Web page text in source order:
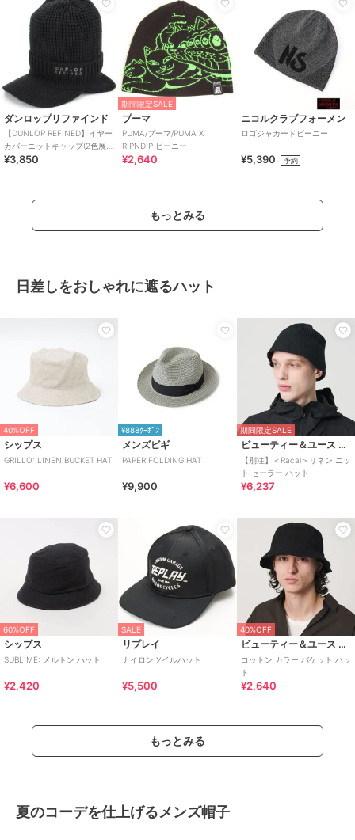
ダンロップリファインド
【DUNLOP REFINED】イヤー
カバーニットキャップ(2色展
開/フリー/手洗い/防寒/秋冬)
¥3,850
期間限定SALE
プーマ
PUMA/プーマ/PUMA X
RIPNDIP ビーニー
¥2,640
ニコルクラブフォーメン
ロゴジャカードビーニー
¥5,390 予約
もっとみる
日差しをおしゃれに遮るハット
40%OFF
シップス
GRILLO: LINEN BUCKET HAT
¥6,600
¥888ｸｰﾎﾟﾝ
メンズビギ
PAPER FOLDING HAT
¥9,900
期間限定SALE
ビューティー＆ユース ユナイテッドアローズ
【別注】＜Racal＞リネン ニッ
ト セーラー ハット
¥6,237
60%OFF
シップス
SUBLIME: メルトン ハット
¥2,420
SALE
リプレイ
ナイロンツイルハット
¥5,500
40%OFF
ビューティー＆ユース ユナイテッドアローズ
コットン カラー バケット ハッ
ト
¥2,640
もっとみる
夏のコーデを仕上げるメンズ帽子